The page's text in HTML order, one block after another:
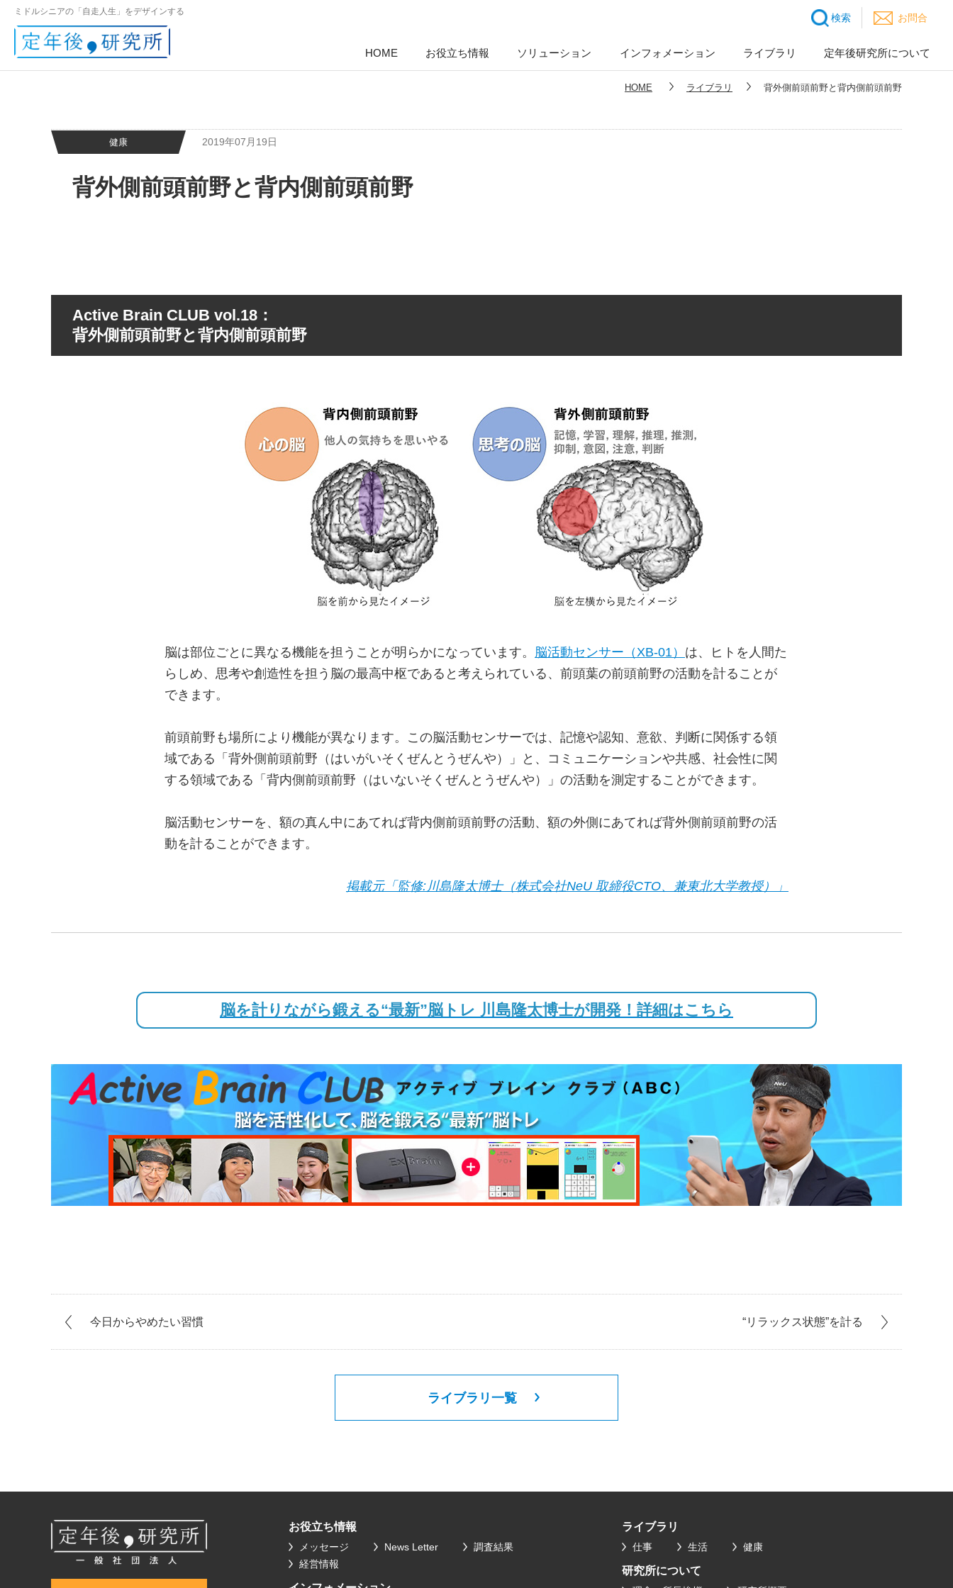
ミドルシニアの「自走人生」をデザインする
検索 お問合
HOME お役立ち情報 ソリューション インフォメーション ライブラリ 定年後研究所について
HOME ライブラリ 背外側前頭前野と背内側前頭前野
健康 2019年07月19日
背外側前頭前野と背内側前頭前野
Active Brain CLUB vol.18：
背外側前頭前野と背内側前頭前野
脳は部位ごとに異なる機能を担うことが明らかになっています。 脳活動センサー（XB-01） は、ヒトを人間た
らしめ、思考や創造性を担う脳の最高中枢であると考えられている、前頭葉の前頭前野の活動を計ることが
できます。
前頭前野も場所により機能が異なります。この脳活動センサーでは、記憶や認知、意欲、判断に関係する領
域である「背外側前頭前野（はいがいそくぜんとうぜんや）」と、コミュニケーションや共感、社会性に関
する領域である「背内側前頭前野（はいないそくぜんとうぜんや）」の活動を測定することができます。
脳活動センサーを、額の真ん中にあてれば背内側前頭前野の活動、額の外側にあてれば背外側前頭前野の活
動を計ることができます。
掲載元「監修:川島隆太博士（株式会社NeU 取締役CTO、兼東北大学教授）」
脳を計りながら鍛える“最新”脳トレ 川島隆太博士が開発！詳細はこちら
今日からやめたい習慣 “リラックス状態”を計る
ライブラリ一覧
お役立ち情報
メッセージ News Letter
調査結果
経営情報
ライブラリ
仕事 生活 健康
研究所について